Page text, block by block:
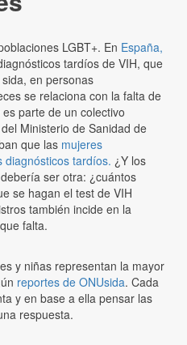
LGBT+. En España,
tardíos de VIH, que
en personas
se relaciona con la falta de
parte de un colectivo
Ministerio de Sanidad de
que las mujeres
diagnósticos tardíos. ¿Y los
ser otra: ¿cuántos
se hagan el test de VIH
también incide en la
falta.
y niñas representan la mayor
reportes de ONUsida. Cada
y en base a ella pensar las
respuesta.